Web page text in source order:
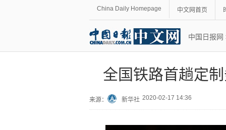
China Daily Homepage 中文网首页
中国日报网
全国铁路首趟定
来源： 新华社 2020-02-17 14:36